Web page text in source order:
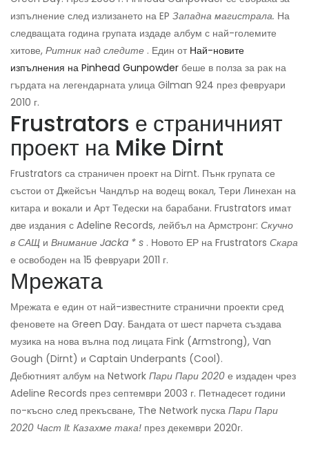
изпълнение след излизането на EP Западна магистрала. На
следващата година групата издаде албум с най-големите
хитове, Ритник над следите . Един от Най-новите
изпълнения на Pinhead Gunpowder беше в полза за рак на
гърдата на легендарната улица Gilman 924 през февруари
2010 г.
Frustrators е страничният
проект на Mike Dirnt
Frustrators са страничен проект на Dirnt. Пънк групата се
състои от Джейсън Чандлър на водещ вокал, Тери Линехан на
китара и вокали и Арт Тедески на барабани. Frustrators имат
две издания с Adeline Records, лейбъл на Армстронг: Скучно
в САЩ и Внимание Jacka * s . Новото ЕР на Frustrators Скара
е освободен на 15 февруари 2011 г.
Мрежата
Мрежата е един от най-известните странични проекти сред
феновете на Green Day. Бандата от шест парчета създава
музика на нова вълна под лицата Fink (Armstrong), Van
Gough (Dirnt) и Captain Underpants (Cool).
Дебютният албум на Network Пари Пари 2020 е издаден чрез
Adeline Records през септември 2003 г. Петнадесет години
по-късно след прекъсване, The Network пуска Пари Пари
2020 Част II: Казахме така! през декември 2020г.